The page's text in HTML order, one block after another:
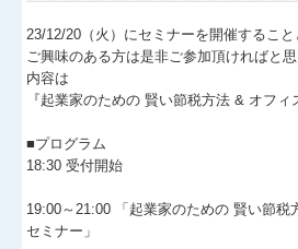
交通案内
セミナー案内
料金について
23/12/20（火）にセミナーを開催すること
ご興味のある方は是非ご参加頂ければと思
内容は
『起業家のための 賢い節税方法 & オフィ
■プログラム
18:30 受付開始
19:00～21:00 「起業家のための 賢い節税
セミナー」